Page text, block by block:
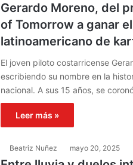
Gerardo Moreno, del
of Tomorrow a ganar
latinoamericano de
El joven piloto costarricense
escribiendo su nombre en la
nacional. A sus 15 años, se
Leer más »
Beatriz Nuñez mayo 20, 2025